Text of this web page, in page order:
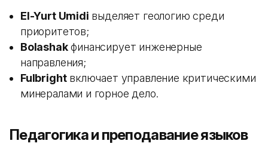
El-Yurt Umidi выделяет геологию среди
приоритетов;
Bolashakфинансирует инженерные
направления;
Fulbrightвключает управление критическими
минералами и горное дело.
Педагогика и преподавание языков